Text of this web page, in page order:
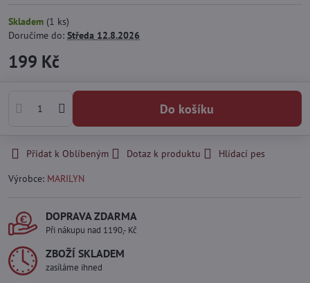
Skladem (1 ks)
Doručíme do: Středa 12.8.2026
199 Kč
Do košíku
Přidat k Oblíbeným Dotaz k produktu
Hlídací pes
Výrobce: MARILYN
DOPRAVA ZDARMA
Při nákupu nad 1190,- Kč
ZBOŽÍ SKLADEM
zasíláme ihned